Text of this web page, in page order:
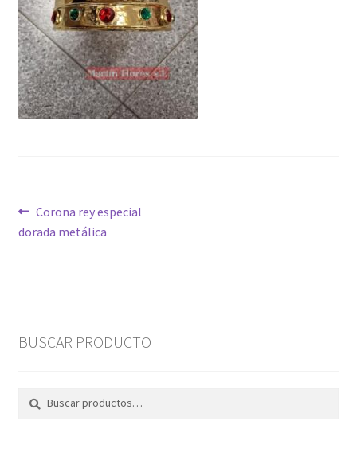
Navegación
de
Anterior:
Corona rey especial
dorada metálica
BUSCAR PRODUCTO
Buscar
Buscar